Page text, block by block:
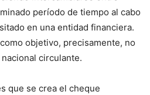
período de tiempo al cabo
en una entidad financiera.
objetivo, precisamente, no
circulante.
que se crea el cheque